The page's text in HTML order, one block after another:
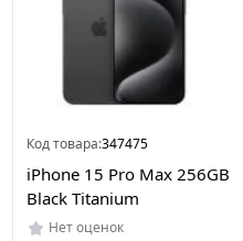
Код товара:347475
iPhone 15 Pro Max 256GB
Black Titanium
Нет оценок